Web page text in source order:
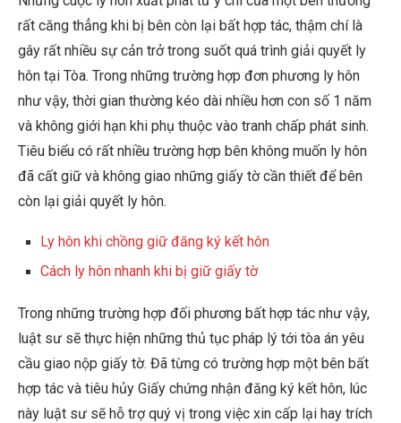
rất căng thẳng khi bị bên còn lại bất hợp tác, thậm chí là
gây rất nhiều sự cản trở trong suốt quá trình giải quyết ly
hôn tại Tòa. Trong những trường hợp đơn phương ly hôn
như vậy, thời gian thường kéo dài nhiều hơn con số 1 năm
và không giới hạn khi phụ thuộc vào tranh chấp phát sinh.
Tiêu biểu có rất nhiều trường hợp bên không muốn ly hôn
đã cất giữ và không giao những giấy tờ cần thiết để bên
còn lại giải quyết ly hôn.
Ly hôn khi chồng giữ đăng ký kết hôn
Cách ly hôn nhanh khi bị giữ giấy tờ
Trong những trường hợp đối phương bất hợp tác như vậy,
luật sư sẽ thực hiện những thủ tục pháp lý tới tòa án yêu
cầu giao nộp giấy tờ. Đã từng có trường hợp một bên bất
hợp tác và tiêu hủy Giấy chứng nhận đăng ký kết hôn, lúc
này luật sư sẽ hỗ trợ quý vị trong việc xin cấp lại hay trích